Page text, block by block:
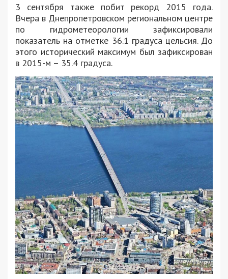
3 сентября также побит рекорд 2015 года.
Вчера в Днепропетровском региональном центре
по гидрометеорологии зафиксировали
показатель на отметке 36.1 градуса цельсия. До
этого исторический максимум был зафиксирован
в 2015-м – 35.4 градуса.